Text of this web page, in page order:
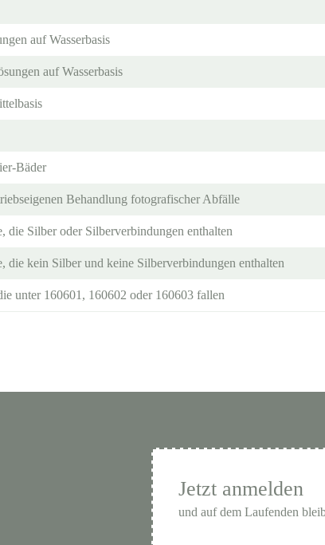
auf Wasserbasis
auf Wasserbasis
Bäder
Behandlung fotografischer Abfälle
die Silber oder Silberverbindungen enthalten
die kein Silber und keine Silberverbindungen enthalten
unter 160601, 160602 oder 160603 fallen
Jetzt anmelden
und auf dem Laufenden